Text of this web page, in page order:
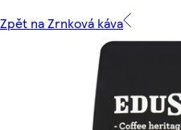
Zpět na Zrnková káva